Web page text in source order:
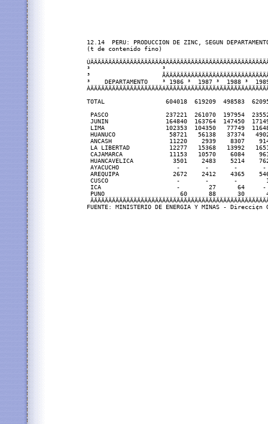
12.14  PERU: PRODUCCION DE ZINC, SEGUN
(t de contenido fino)
³                    ³
³
³    DEPARTAMENTO    ³ 1986 ³  1987 ³  1988 ³
TOTAL                 604018  619209  498583
PASCO                237221  261070  197954
JUNIN                164840  163764  147450
LIMA                 102353  104350   77749
HUANUCO               58721   56138   37374
ANCASH                11220    2939    8307
LA LIBERTAD           12277   15368   13992
CAJAMARCA             11153   10570    6084
HUANCAVELICA           3501    2483    5214
AYACUCHO                -       -       -
AREQUIPA               2672    2412    4365
CUSCO                   -       -       -
ICA                     -        27      64
PUNO                     60      88      30